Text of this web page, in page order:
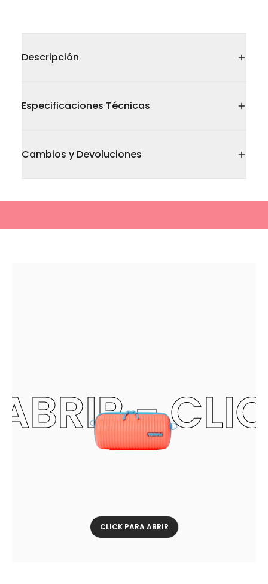
Descripción
Especificaciones Técnicas
Cambios y Devoluciones
-
CLICK PARA ABRIR